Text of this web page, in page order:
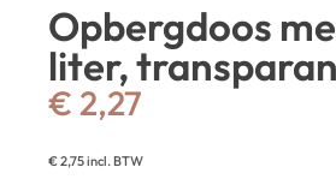
Opbergdoos
liter,
€ 2,27
€2,75incl. BTW